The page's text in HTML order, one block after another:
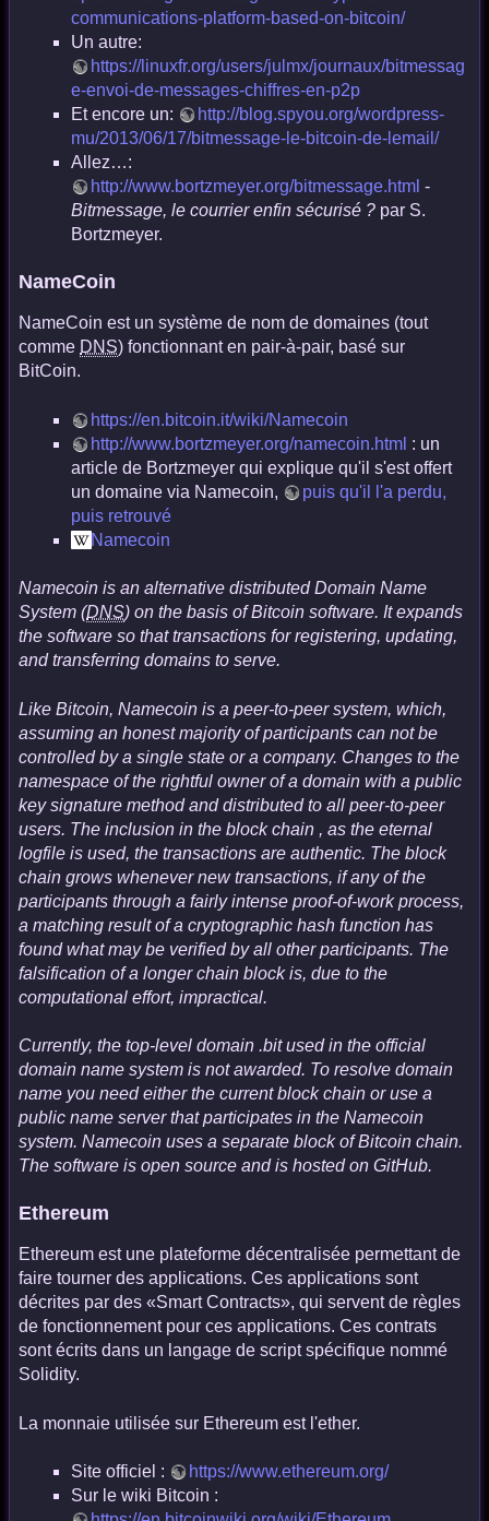
communications-platform-based-on-bitcoin/
Un autre:
https://linuxfr.org/users/julmx/journaux/bitmessag
e-envoi-de-messages-chiffres-en-p2p
Et encore un:
http://blog.spyou.org/wordpress-
mu/2013/06/17/bitmessage-le-bitcoin-de-lemail/
Allez…:
http://www.bortzmeyer.org/bitmessage.html -
Bitmessage, le courrier enfin sécurisé ? par S.
Bortzmeyer.
NameCoin
NameCoin est un système de nom de domaines (tout
comme DNS) fonctionnant en pair-à-pair, basé sur
BitCoin.
https://en.bitcoin.it/wiki/Namecoin
http://www.bortzmeyer.org/namecoin.html : un
article de Bortzmeyer qui explique qu'il s'est offert
un domaine via Namecoin,
puis qu'il l'a perdu,
puis retrouvé
Namecoin
Namecoin is an alternative distributed Domain Name
System (DNS) on the basis of Bitcoin software. It expands
the software so that transactions for registering, updating,
and transferring domains to serve.
Like Bitcoin, Namecoin is a peer-to-peer system, which,
assuming an honest majority of participants can not be
controlled by a single state or a company. Changes to the
namespace of the rightful owner of a domain with a public
key signature method and distributed to all peer-to-peer
users. The inclusion in the block chain , as the eternal
logfile is used, the transactions are authentic. The block
chain grows whenever new transactions, if any of the
participants through a fairly intense proof-of-work process,
a matching result of a cryptographic hash function has
found what may be verified by all other participants. The
falsification of a longer chain block is, due to the
computational effort, impractical.
Currently, the top-level domain .bit used in the official
domain name system is not awarded. To resolve domain
name you need either the current block chain or use a
public name server that participates in the Namecoin
system. Namecoin uses a separate block of Bitcoin chain.
The software is open source and is hosted on GitHub.
Ethereum
Ethereum est une plateforme décentralisée permettant de
faire tourner des applications. Ces applications sont
décrites par des «Smart Contracts», qui servent de règles
de fonctionnement pour ces applications. Ces contrats
sont écrits dans un langage de script spécifique nommé
Solidity.
La monnaie utilisée sur Ethereum est l'ether.
Site officiel :
https://www.ethereum.org/
Sur le wiki Bitcoin :